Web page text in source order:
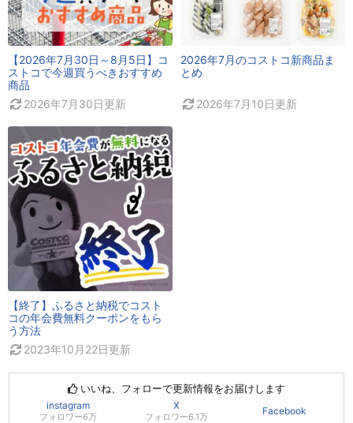
【2026年7月30日～8月5日】コ
ストコで今週買うべきおすすめ
商品
2026年7月30日更新
2026年7月のコストコ新商品ま
とめ
2026年7月10日更新
【終了】ふるさと納税でコスト
コの年会費無料クーポンをもら
う方法
2023年10月22日更新
いいね、フォローで更新情報をお届けします
instagram
フォロワー6万
X
フォロワー6.1万
Facebook